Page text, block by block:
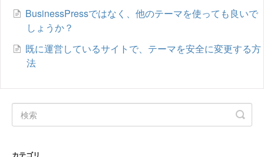
BusinessPressではなく、他のテーマを使っても良いで
しょうか？
既に運営しているサイトで、テーマを安全に変更する方
法
カテゴリ